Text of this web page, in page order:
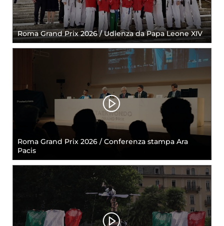
Roma Grand Prix 2026 / Udienza da Papa Leone XIV
Roma Grand Prix 2026 / Conferenza stampa Ara
Pacis